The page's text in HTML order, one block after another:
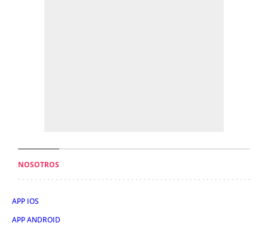
NOSOTROS
APP IOS
APP ANDROID